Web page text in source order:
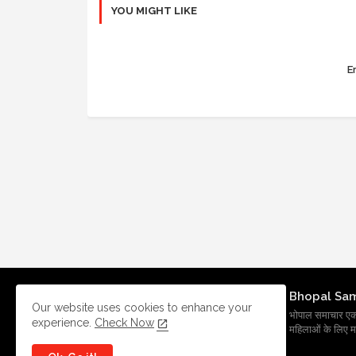
YOU MIGHT LIKE
Bhopal
भोपाल समाचार एक
महिलाओं के लिए
Our website uses cookies to enhance your
experience. Check Now